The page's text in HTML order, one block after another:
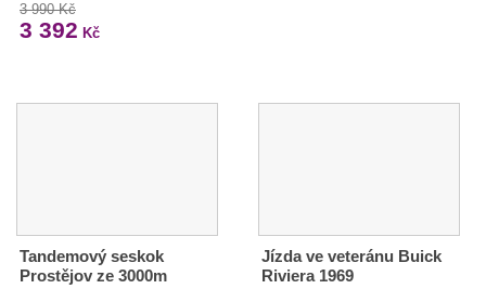
3 990 Kč
3 392 Kč
Tandemový seskok
Prostějov ze 3000m
Jízda ve veteránu Buick
Riviera 1969